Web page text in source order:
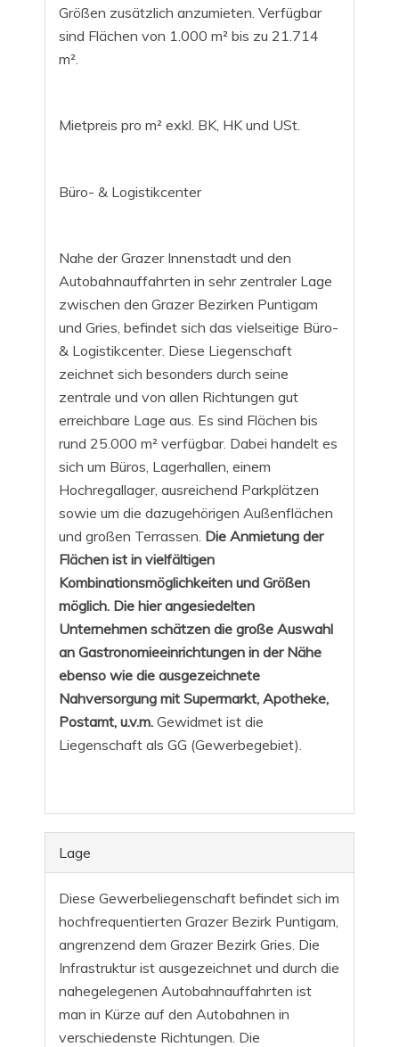
Größen zusätzlich anzumieten. Verfügbar
sind Flächen von 1.000 m² bis zu 21.714
m².
Mietpreis pro m² exkl. BK, HK und USt.
Büro- & Logistikcenter
Nahe der Grazer Innenstadt und den
Autobahnauffahrten in sehr zentraler Lage
zwischen den Grazer Bezirken Puntigam
und Gries, befindet sich das vielseitige Büro-
& Logistikcenter. Diese Liegenschaft
zeichnet sich besonders durch seine
zentrale und von allen Richtungen gut
erreichbare Lage aus. Es sind Flächen bis
rund 25.000 m² verfügbar. Dabei handelt es
sich um Büros, Lagerhallen, einem
Hochregallager, ausreichend Parkplätzen
sowie um die dazugehörigen Außenflächen
und großen Terrassen. Die Anmietung der
Flächen ist in vielfältigen
Kombinationsmöglichkeiten und Größen
möglich. Die hier angesiedelten
Unternehmen schätzen die große Auswahl
an Gastronomieeinrichtungen in der Nähe
ebenso wie die ausgezeichnete
Nahversorgung mit Supermarkt, Apotheke,
Postamt, u.v.m. Gewidmet ist die
Liegenschaft als GG (Gewerbegebiet).
Lage
Diese Gewerbeliegenschaft befindet sich im
hochfrequentierten Grazer Bezirk Puntigam,
angrenzend dem Grazer Bezirk Gries. Die
Infrastruktur ist ausgezeichnet und durch die
nahegelegenen Autobahnauffahrten ist
man in Kürze auf den Autobahnen in
verschiedenste Richtungen. Die